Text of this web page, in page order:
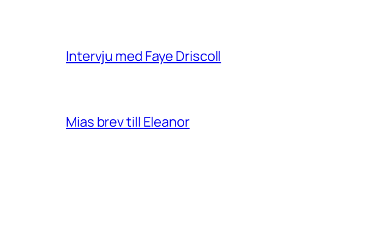
Intervju med Faye Driscoll
Mias brev till Eleanor